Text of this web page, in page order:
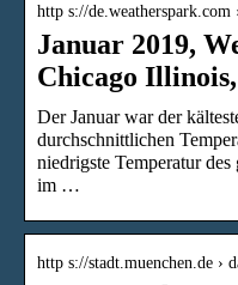
http s://de.weatherspark.com
Januar 2019,
Chicago
Der Januar war der
durchschnittlichen
niedrigste Temperatur des
im …
http s://stadt.muenchen.de ›